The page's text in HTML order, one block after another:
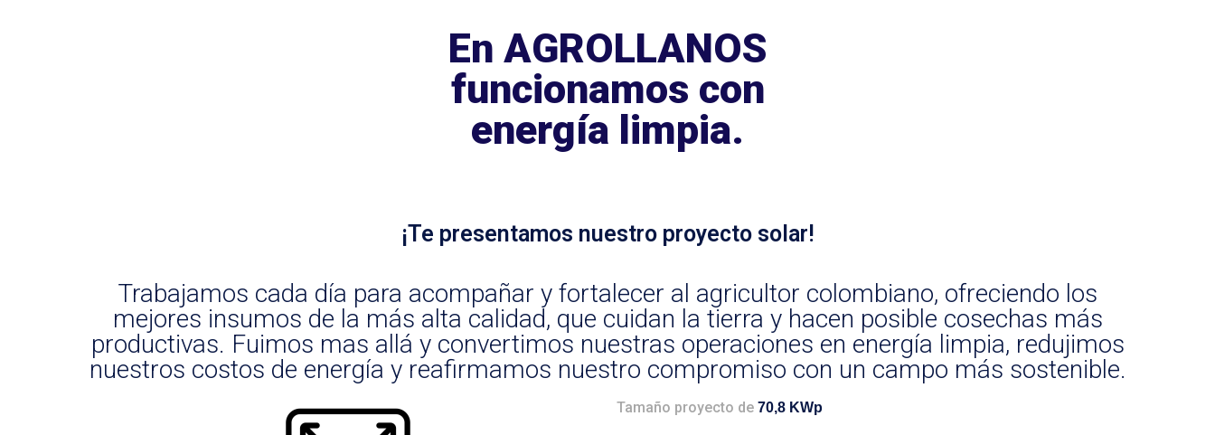
En AGROLLANOS
funcionamos con
energía limpia.
¡Te presentamos nuestro proyecto solar!
Trabajamos cada día para acompañar y fortalecer al agricultor colombiano, ofreciendo los
mejores insumos de la más alta calidad, que cuidan la tierra y hacen posible cosechas más
productivas. Fuimos mas allá y convertimos nuestras operaciones en energía limpia, redujimos
nuestros costos de energía y reafirmamos nuestro compromiso con un campo más sostenible.
Tamaño proyecto de 70,8 KWp